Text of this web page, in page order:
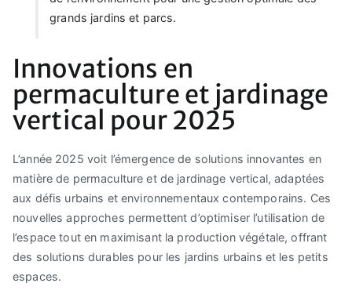
grands jardins et parcs.
Innovations en
permaculture et jardinage
vertical pour 2025
L’année 2025 voit l’émergence de solutions innovantes en
matière de permaculture et de jardinage vertical, adaptées
aux défis urbains et environnementaux contemporains. Ces
nouvelles approches permettent d’optimiser l’utilisation de
l’espace tout en maximisant la production végétale, offrant
des solutions durables pour les jardins urbains et les petits
espaces.